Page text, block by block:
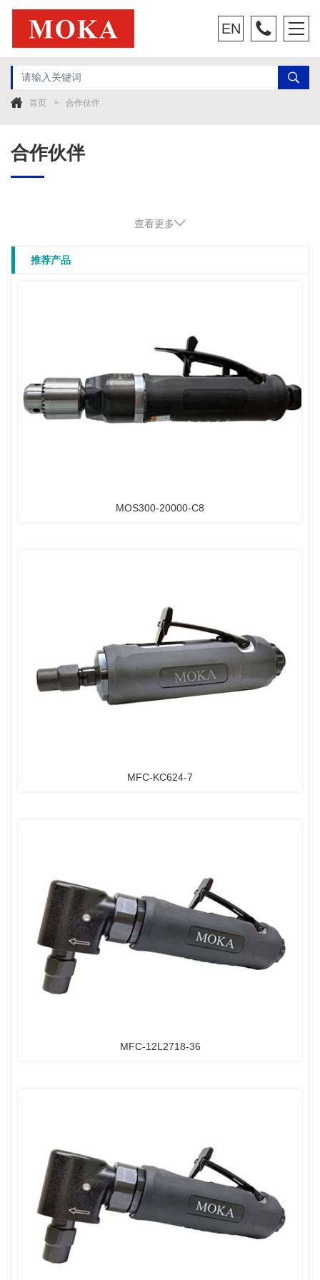
EN
首页 合作伙伴
合作伙伴
查看更多
推荐产品
MOS300-20000-C8
MFC-KC624-7
MFC-12L2718-36